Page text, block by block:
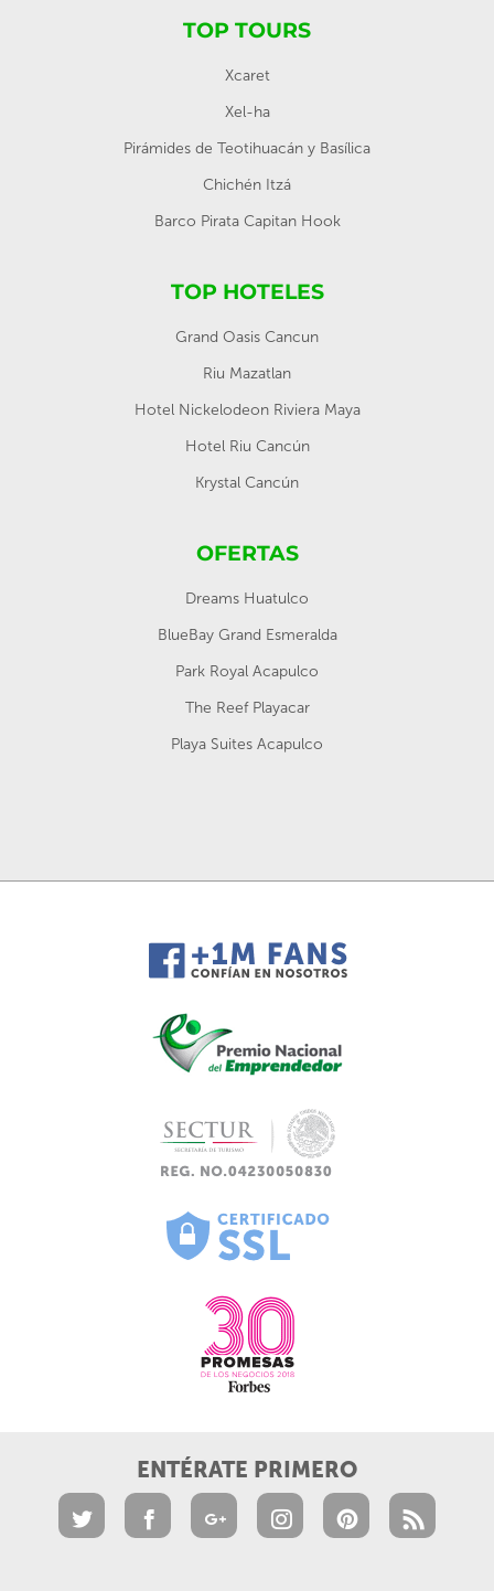
TOP TOURS
Xcaret
Xel-ha
Pirámides de Teotihuacán y Basílica
Chichén Itzá
Barco Pirata Capitan Hook
TOP HOTELES
Grand Oasis Cancun
Riu Mazatlan
Hotel Nickelodeon Riviera Maya
Hotel Riu Cancún
Krystal Cancún
OFERTAS
Dreams Huatulco
BlueBay Grand Esmeralda
Park Royal Acapulco
The Reef Playacar
Playa Suites Acapulco
ENTÉRATE PRIMERO